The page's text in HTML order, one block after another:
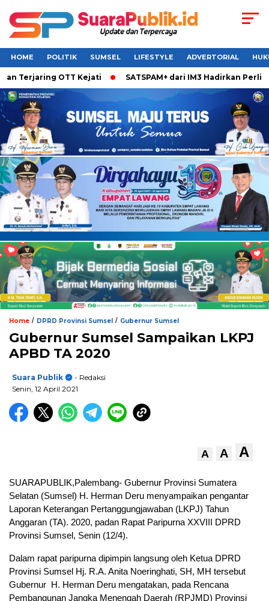
HOME POLITIK SUMSEL LIFESTYLE ADVERTORIAL
Terjaring OTT Kejati SATSPAM+ dari IM3 Hadirkan
Home / DPRD Provinsi Sumsel / Gubernur Sumsel
Gubernur Sumsel Sampaikan LKPJ
APBD TA 2020
Suara Publik
- Redaksi
Senin, 12 April 2021
A A A
SUARAPUBLIK,Palembang- Gubernur Provinsi Sumatera
Selatan (Sumsel) H. Herman Deru menyampaikan pengantar
Laporan Keterangan Pertanggungjawaban (LKPJ) Tahun
Anggaran (TA). 2020, padan Rapat Paripurna XXVIII DPRD
Provinsi Sumsel, Senin (12/4).
Dalam rapat paripurna dipimpin langsung oleh Ketua DPRD
Provinsi Sumsel Hj. R.A. Anita Noeringhati, SH, MH tersebut
Gubernur H. Herman Deru mengatakan, pada Rencana
Pembangunan Jangka Menengah Daerah (RPJMD) Provinsi